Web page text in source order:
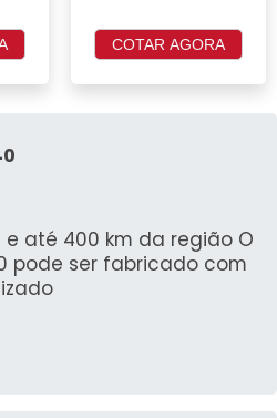
COTAR AGORA
e até 400 km da região O
pode ser fabricado com